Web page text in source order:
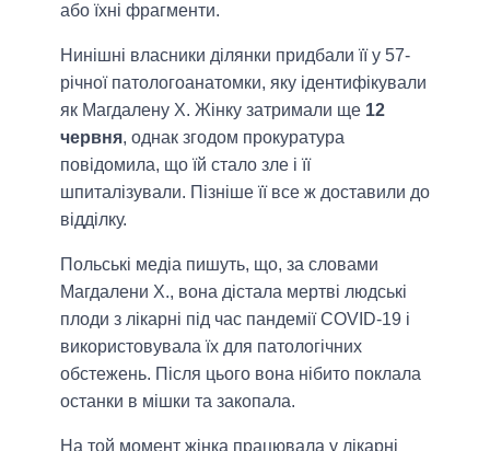
або їхні фрагменти.
Нинішні власники ділянки придбали її у 57-
річної патологоанатомки, яку ідентифікували
як Магдалену Х. Жінку затримали ще 12
червня, однак згодом прокуратура
повідомила, що їй стало зле і її
шпиталізували. Пізніше її все ж доставили до
відділку.
Польські медіа пишуть, що, за словами
Магдалени Х., вона дістала мертві людські
плоди з лікарні під час пандемії COVID-19 і
використовувала їх для патологічних
обстежень. Після цього вона нібито поклала
останки в мішки та закопала.
На той момент жінка працювала у лікарні